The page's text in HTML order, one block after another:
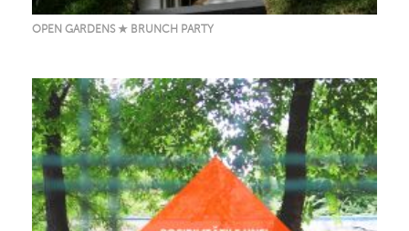
OPEN GARDENS ★ BRUNCH PARTY